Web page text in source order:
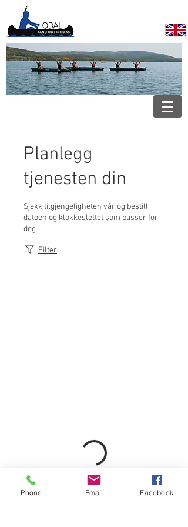
Planlegg
tjenesten din
Sjekk tilgjengeligheten vår og bestill
datoen og klokkeslettet som passer for
deg
Filter
Phone Email Facebook